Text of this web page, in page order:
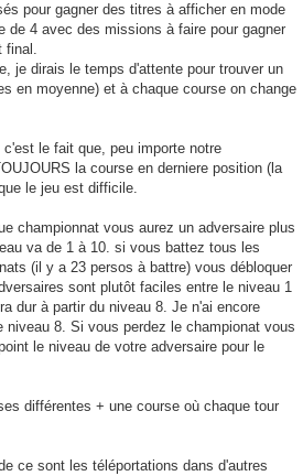
pour gagner des titres à afficher en mode
de 4 avec des missions à faire pour gagner
final.
je dirais le temps d'attente pour trouver un
en moyenne) et à chaque course on change
le fait que, peu importe notre
la course en derniere position (la
le jeu est difficile.
championnat vous aurez un adversaire plus
va de 1 à 10. si vous battez tous les
(il y a 23 persos à battre) vous débloquer
sont plutôt faciles entre le niveau 1
dur à partir du niveau 8. Je n'ai encore
niveau 8. Si vous perdez le championat vous
le niveau de votre adversaire pour le
différentes + une course où chaque tour
ce sont les téléportations dans d'autres